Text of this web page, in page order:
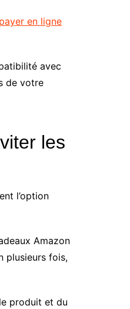
en ligne
avec
de votre
les
l’option
Amazon
plusieurs fois,
produit et du